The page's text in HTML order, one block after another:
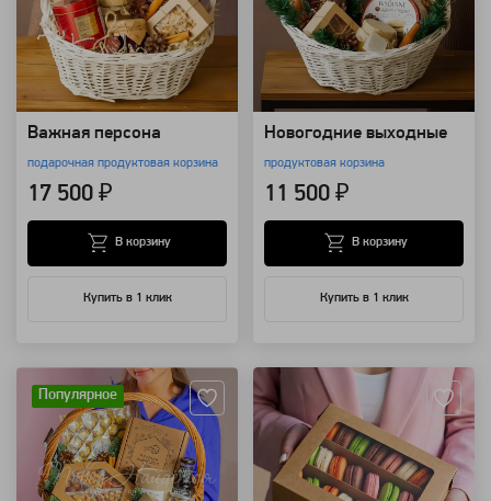
Важная персона
подарочная продуктовая корзина
17 500 ₽
Купить в 1 клик
В корзину
Новогодние выходные
продуктовая корзина
11 500 ₽
Купить в 1 клик
В корзину
Популярное